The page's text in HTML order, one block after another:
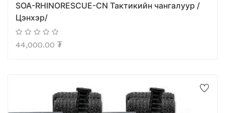
SOA-RHINORESCUE-CN Тактикийн чангалуур /
Цэнхэр/
44,000.00 ₮